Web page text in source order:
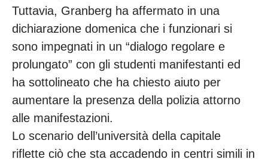
Tuttavia, Granberg ha affermato in una
dichiarazione domenica che i funzionari si
sono impegnati in un “dialogo regolare e
prolungato” con gli studenti manifestanti ed
ha sottolineato che ha chiesto aiuto per
aumentare la presenza della polizia attorno
alle manifestazioni.
Lo scenario dell’università della capitale
riflette ciò che sta accadendo in centri simili in